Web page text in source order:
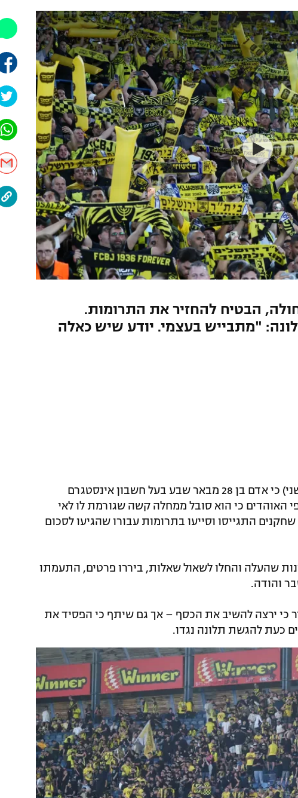
תל אביב
חיפה
באר שבע
ליגה סינית
ליגה ברזילאית
ליגות נוספות
הבטיח להחזיר את התרומות.
"מתבייש בעצמי. יודע שיש כאלה
כתב "חדשות 13" אופק צח פרסם היום (שני) כי אדם בן 28 מבאר שבע בעל חשבון אינסטגרם
האוהדים כי הוא סובל ממחלה קשה שגורמת לו לאי
התגייסו וסייעו בתרומות עבורו שהגיעו לסכום
שהעלה והחלו לשאול שאלות, ביררו פרטים, התעמתו
והודה.
כי ירצה להשיב את הכסף – אך גם שיתף כי הפסיד את
כעת להגשת תלונה נגדו.